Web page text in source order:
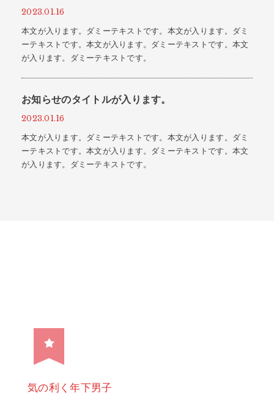
2023.01.16
本文が入ります。ダミーテキストです。本文が入ります。ダミ
ーテキストです。本文が入ります。ダミーテキストです。本文
が入ります。ダミーテキストです。
お知らせのタイトルが入ります。
2023.01.16
本文が入ります。ダミーテキストです。本文が入ります。ダミ
ーテキストです。本文が入ります。ダミーテキストです。本文
が入ります。ダミーテキストです。
気の利く年下男子